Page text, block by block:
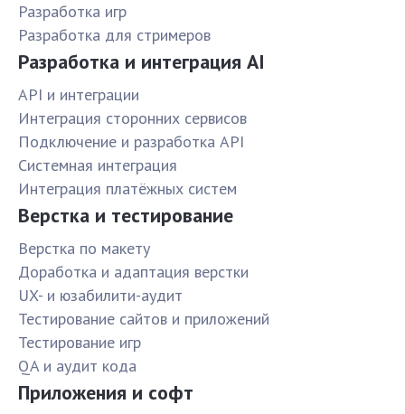
Разработка игр
Разработка для стримеров
Разработка и интеграция AI
API и интеграции
Интеграция сторонних сервисов
Подключение и разработка API
Системная интеграция
Интеграция платёжных систем
Верстка и тестирование
Верстка по макету
Доработка и адаптация верстки
UX- и юзабилити-аудит
Тестирование сайтов и приложений
Тестирование игр
QA и аудит кода
Приложения и софт